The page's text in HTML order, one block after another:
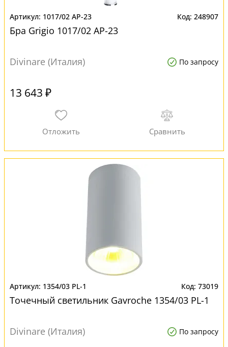
1017/02 AP-23 248907
Бра Grigio 1017/02 AP-23
Divinare (Италия) По запросу
13 643 ₽
1354/03 PL-1 73019
Точечный светильник Gavroche 1354/03 PL-1
Divinare (Италия) По запросу